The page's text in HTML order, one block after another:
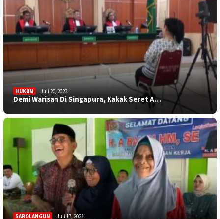
HUKUM Juli 20, 2023
Demi Warisan Di Singapura, Kakak Seret A…
SAROLANGUN Juli 17, 2023